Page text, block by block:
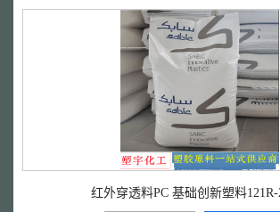
红外穿透料PC 基础创新塑料121R-